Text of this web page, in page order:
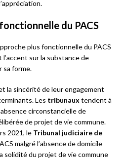
du PACS
plus fonctionnelle du PACS
sur la substance de
sa forme.
la sincérité de leur engagement
Les tribunaux tendent à
circonstancielle de
de projet de vie commune.
2021, le Tribunal judiciaire de
malgré l’absence de domicile
solidité du projet de vie commune